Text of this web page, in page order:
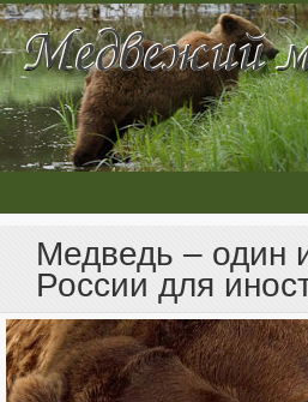
Медведь – один
России для